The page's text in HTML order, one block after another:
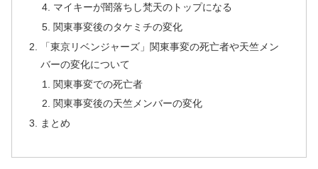
マイキーが闇落ちし梵天のトップになる
関東事変後のタケミチの変化
「東京リベンジャーズ」関東事変の死亡者や天竺メン
バーの変化について
関東事変での死亡者
関東事変後の天竺メンバーの変化
まとめ